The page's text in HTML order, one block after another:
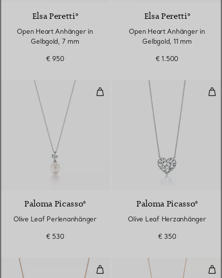
Elsa Peretti®
Open Heart Anhänger in
Gelbgold, 7 mm
€ 950
Elsa Peretti®
Open Heart Anhänger in
Gelbgold, 11 mm
€ 1.500
Olive Leaf Perlenanhänger
Paloma Picasso®
Olive Leaf Perlenanhänger
€ 530
Paloma Picasso®
Olive Leaf Herzanhänger
€ 350
Diamonds by the Yard®